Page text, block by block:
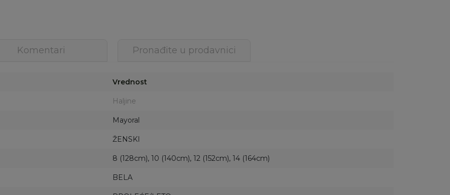
Komentari Pronađite u prodavnici
Vrednost
Haljine
Mayoral
ŽENSKI
8 (128cm), 10 (140cm), 12 (152cm), 14 (164cm)
BELA